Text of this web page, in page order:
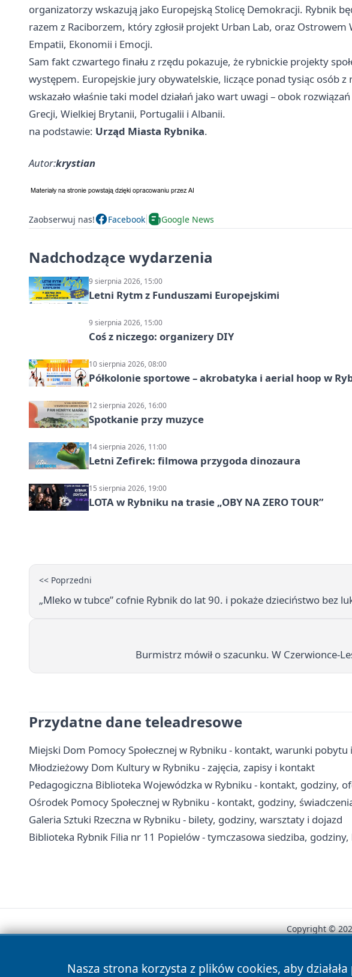
organizatorzy wskazują jako Europejską Stolicę Demokracji. Rybnik
razem z Raciborzem, który zgłosił projekt Urban Lab, oraz Ostrowem
Empatii, Ekonomii i Emocji.
Sam fakt czwartego finału z rzędu pokazuje, że rybnickie projekty
występem. Europejskie jury obywatelskie, liczące ponad tysiąc osób
wskazało właśnie taki model działań jako wart uwagi – obok
Grecji, Wielkiej Brytanii, Portugalii i Albanii.
na podstawie: Urząd Miasta Rybnika.
Autor:krystian
Zaobserwuj nas! Facebook Google News
Nadchodzące wydarzenia
9 sierpnia 2026, 15:00
Letni Rytm z Funduszami Europejskimi
9 sierpnia 2026, 15:00
Coś z niczego: organizery DIY
10 sierpnia 2026, 08:00
Półkolonie sportowe – akrobatyka i aerial hoop w
12 sierpnia 2026, 16:00
Spotkanie przy muzyce
14 sierpnia 2026, 11:00
Letni Zefirek: filmowa przygoda dinozaura
15 sierpnia 2026, 19:00
LOTA w Rybniku na trasie „OBY NA ZERO TOUR”
<< Poprzedni
„Mleko w tubce” cofnie Rybnik do lat 90. i pokaże dzieciństwo bez
Burmistrz mówił o szacunku. W Czerwionce-
Przydatne dane teleadresowe
Miejski Dom Pomocy Społecznej w Rybniku - kontakt, warunki pobytu
Młodzieżowy Dom Kultury w Rybniku - zajęcia, zapisy i kontakt
Pedagogiczna Biblioteka Wojewódzka w Rybniku - kontakt, godziny,
Ośrodek Pomocy Społecznej w Rybniku - kontakt, godziny,
Galeria Sztuki Rzeczna w Rybniku - bilety, godziny, warsztaty i dojazd
Biblioteka Rybnik Filia nr 11 Popielów - tymczasowa siedziba,
Nasza strona korzysta z plików cookies, aby
Copyright ©
News Autorzy